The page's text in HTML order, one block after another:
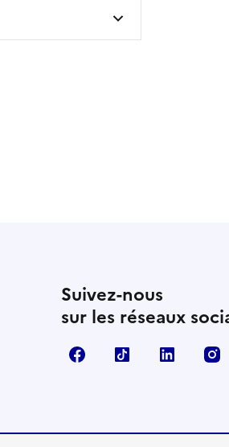
Suivez-nous
sur les réseaux
FacebookTikTok Linkedin